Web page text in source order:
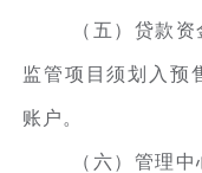
（五）贷款
监管项目须划入预
账户。
（六）管理